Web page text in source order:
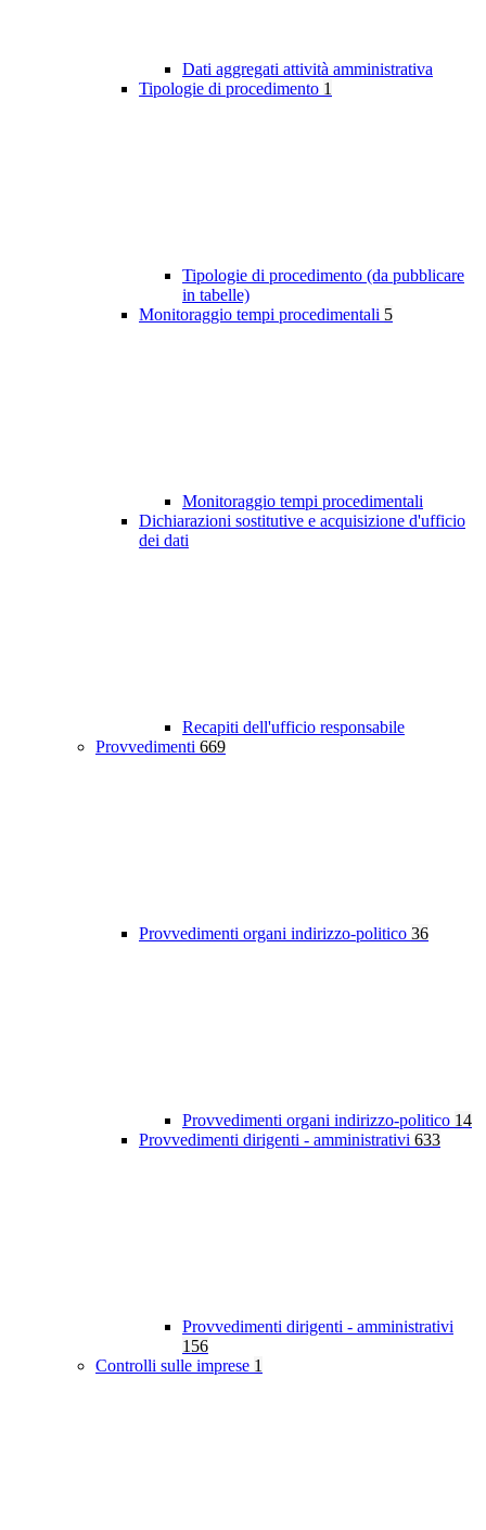
Dati aggregati attività amministrativa
Tipologie di procedimento 1
Tipologie di procedimento (da pubblicare
in tabelle)
Monitoraggio tempi procedimentali 5
Monitoraggio tempi procedimentali
Dichiarazioni sostitutive e acquisizione d'ufficio
dei dati
Recapiti dell'ufficio responsabile
Provvedimenti 669
Provvedimenti organi indirizzo-politico 36
Provvedimenti organi indirizzo-politico 14
Provvedimenti dirigenti - amministrativi 633
Provvedimenti dirigenti - amministrativi
156
Controlli sulle imprese 1